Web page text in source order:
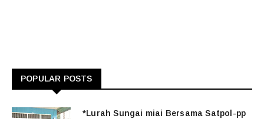
POPULAR POSTS
*Lurah Sungai miai Bersama Satpol-pp